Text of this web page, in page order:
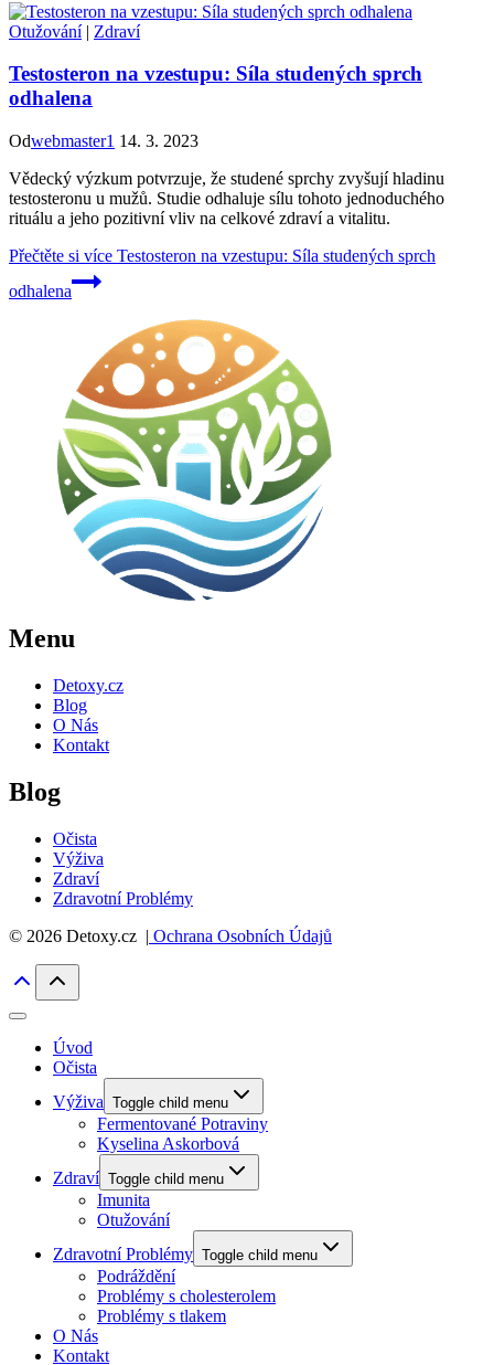
Otužování| Zdraví
Testosteron na vzestupu: Síla studených sprch
odhalena
Odwebmaster1 14. 3. 2023
Vědecký výzkum potvrzuje, že studené sprchy zvyšují hladinu
testosteronu u mužů. Studie odhaluje sílu tohoto jednoduchého
rituálu a jeho pozitivní vliv na celkové zdraví a vitalitu.
Přečtěte si více Testosteron na vzestupu: Síla studených sprch
odhalena
Menu
Detoxy.cz
Blog
O Nás
Kontakt
Blog
Očista
Výživa
Zdraví
Zdravotní Problémy
© 2026 Detoxy.cz | Ochrana Osobních Údajů
Úvod
Očista
Výživa Toggle child menu
Fermentované Potraviny
Kyselina Askorbová
Zdraví Toggle child menu
Imunita
Otužování
Zdravotní Problémy Toggle child menu
Podráždění
Problémy s cholesterolem
Problémy s tlakem
O Nás
Kontakt